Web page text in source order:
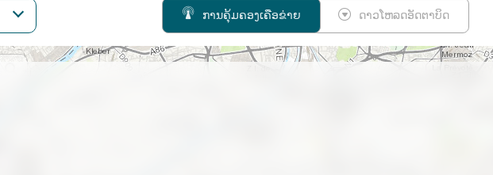
ການຄຸ້ມຄອງເຄືອຂ່າຍ ດາວໂຫລດອັດຕາບິດ